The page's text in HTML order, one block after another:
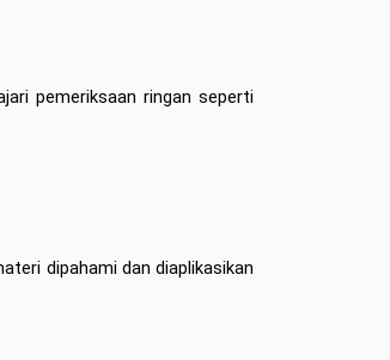
pemeriksaan ringan seperti
dipahami dan diaplikasikan